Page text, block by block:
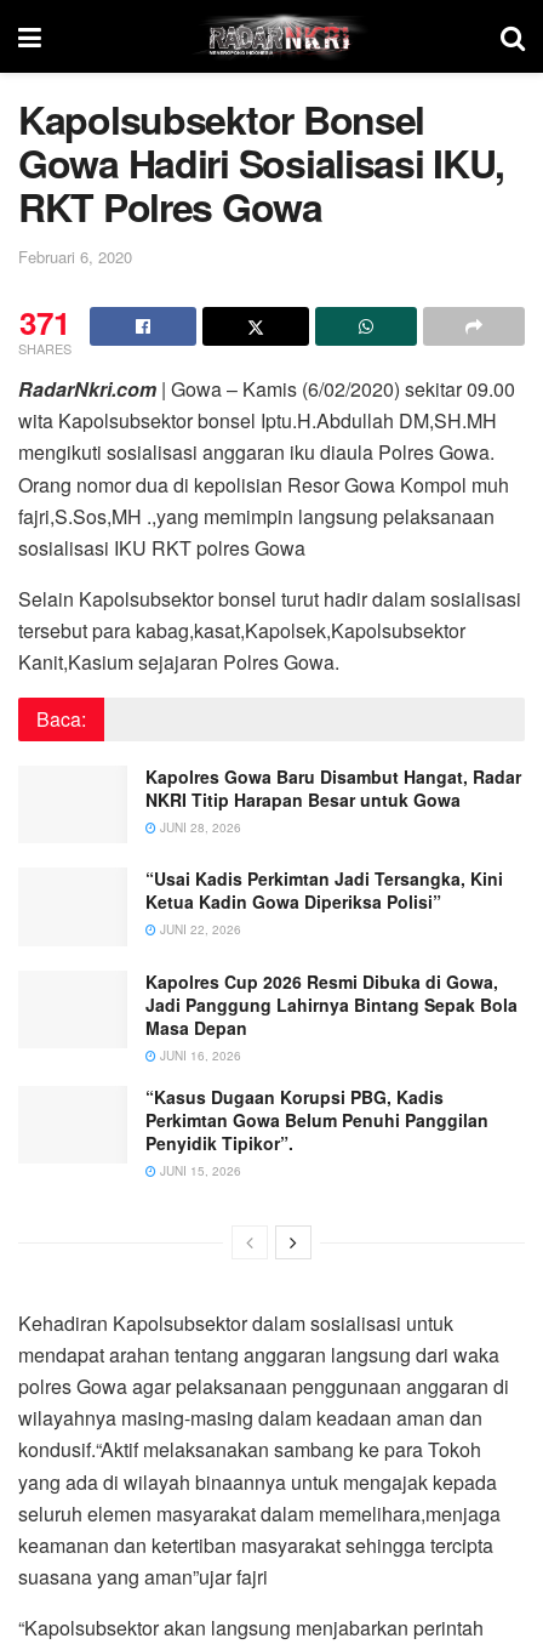
Kapolsubsektor Bonsel
Gowa Hadiri Sosialisasi IKU,
RKT Polres Gowa
Februari 6, 2020
371
SHARES
RadarNkri.com | Gowa – Kamis (6/02/2020) sekitar 09.00
wita Kapolsubsektor bonsel Iptu.H.Abdullah DM,SH.MH
mengikuti sosialisasi anggaran iku diaula Polres Gowa.
Orang nomor dua di kepolisian Resor Gowa Kompol muh
fajri,S.Sos,MH .,yang memimpin langsung pelaksanaan
sosialisasi IKU RKT polres Gowa
Selain Kapolsubsektor bonsel turut hadir dalam sosialisasi
tersebut para kabag,kasat,Kapolsek,Kapolsubsektor
Kanit,Kasium sejajaran Polres Gowa.
Baca:
Kapolres Gowa Baru Disambut Hangat, Radar
NKRI Titip Harapan Besar untuk Gowa
JUNI 28, 2026
“Usai Kadis Perkimtan Jadi Tersangka, Kini
Ketua Kadin Gowa Diperiksa Polisi”
JUNI 22, 2026
Kapolres Cup 2026 Resmi Dibuka di Gowa,
Jadi Panggung Lahirnya Bintang Sepak Bola
Masa Depan
JUNI 16, 2026
“Kasus Dugaan Korupsi PBG, Kadis
Perkimtan Gowa Belum Penuhi Panggilan
Penyidik Tipikor”.
JUNI 15, 2026
Kehadiran Kapolsubsektor dalam sosialisasi untuk
mendapat arahan tentang anggaran langsung dari waka
polres Gowa agar pelaksanaan penggunaan anggaran di
wilayahnya masing-masing dalam keadaan aman dan
kondusif.“Aktif melaksanakan sambang ke para Tokoh
yang ada di wilayah binaannya untuk mengajak kepada
seluruh elemen masyarakat dalam memelihara,menjaga
keamanan dan ketertiban masyarakat sehingga tercipta
suasana yang aman”ujar fajri
“Kapolsubsektor akan langsung menjabarkan perintah